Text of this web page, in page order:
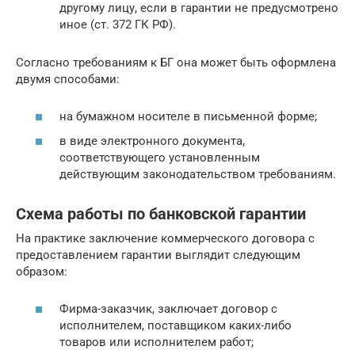
другому лицу, если в гарантии не предусмотрено
иное (ст. 372 ГК РФ).
Согласно требованиям к БГ она может быть оформлена
двумя способами:
на бумажном носителе в письменной форме;
в виде электронного документа,
соответствующего установленным
действующим законодательством требованиям.
Схема работы по банковской гарантии
На практике заключение коммерческого договора с
предоставлением гарантии выглядит следующим
образом:
Фирма-заказчик, заключает договор с
исполнителем, поставщиком каких-либо
товаров или исполнителем работ;